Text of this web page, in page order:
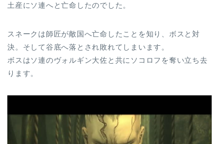
土産にソ連へと亡命したのでした。
スネークは師匠が敵国へ亡命したことを知り、ボスと対
決。そして谷底へ落とされ敗れてしまいます。
ボスはソ連のヴォルギン大佐と共にソコロフを奪い立ち去
ります。